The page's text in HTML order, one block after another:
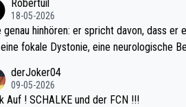
Robertuil
18-05-2026
genau hinhören: er spricht davon, dass er
fokale Dystonie, eine neurologische
im Arm hat. Und, dass Medikamente
immer noch, dass sehr viele der Dartits-
derJoker04
09-05-2026
Auf ! SCHALKE und der FCN !!!